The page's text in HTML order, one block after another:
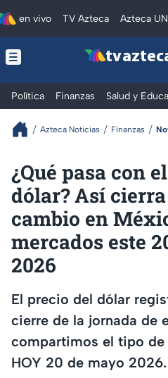
en vivo TV Azteca Azteca
tv
Política Finanzas Salud y
Azteca Noticias Finanzas
¿Qué pasa con
dólar? Así
cambio en
mercados este
2026
El precio del dólar
cierre de la jornada de
compartimos el tipo
HOY 20 de mayo 2026.